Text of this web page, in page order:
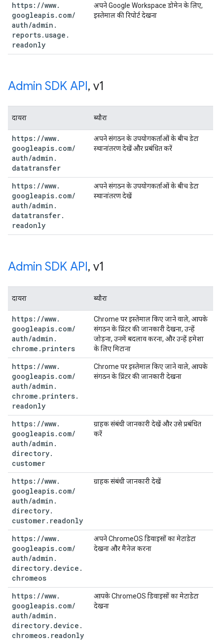
https: //www.
googleapis. com/
auth/admin .
reports. usage .
readonly
अपने Google Workspace डोमेन के लिए,
इस्तेमाल की रिपोर्ट देखना
Admin SDK API, v1
दायरा ब्यौरा
https: //www.
googleapis. com/
auth/admin .
datatransfer
अपने संगठन के उपयोगकर्ताओं के बीच डेटा
स्थानांतरण देखें और प्रबंधित करें
https: //www.
googleapis. com/
auth/admin .
datatransfer.
readonly
अपने संगठन के उपयोगकर्ताओं के बीच डेटा
स्थानांतरण देखें
Admin SDK API, v1
दायरा ब्यौरा
https: //www.
googleapis. com/
auth/admin .
chrome . printers
Chrome पर इस्तेमाल किए जाने वाले, आपके
संगठन के प्रिंटर की जानकारी देखना, उन्हें
जोड़ना, उनमें बदलाव करना, और उन्हें हमेशा
के लिए मिटाना
https: //www.
googleapis. com/
auth/admin .
chrome . printers.
readonly
Chrome पर इस्तेमाल किए जाने वाले, आपके
संगठन के प्रिंटर की जानकारी देखना
https: //www.
googleapis. com/
auth/admin .
directory.
customer
ग्राहक संबंधी जानकारी देखें और उसे प्रबंधित
करें
https: //www.
googleapis. com/
auth/admin .
directory.
customer. readonly
ग्राहक संबंधी जानकारी देखें
https: //www.
googleapis. com/
auth/admin .
directory. device .
chromeos
अपने ChromeOS डिवाइसों का मेटाडेटा
देखना और मैनेज करना
https: //www.
googleapis. com/
auth/admin .
directory. device .
chromeos. readonly
आपके ChromeOS डिवाइसों का मेटाडेटा
देखना